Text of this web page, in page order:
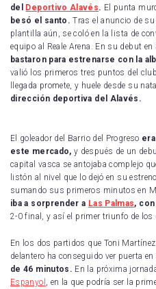
del Deportivo Alavés. El punta
besó el santo. Tras el anuncio de
plantilla aún, se coló en la lista de
equipo al Reale Arena. En su debut en
bastaron para estrenarse con la
valió los primeros tres puntos del
llegada promete, y huele desde su
dirección deportiva del Alavés.
El goleador del Barrio del Progreso
este mercado, y después de un
capital vasca se antojaba complejo
listón al nivel que lo dejó en su
sumando sus primeros minutos en
iba a sorprender a Las Palmas,
2-0 final, y así el primer triunfo de los
En los dos partidos que Toni
delantero ha conseguido ver puerta
de 46 minutos. En la próxima
Espanyol
, en la que podría ser la